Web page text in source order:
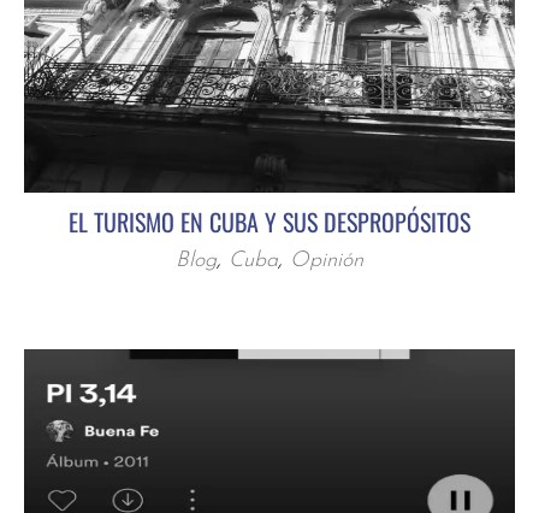
EL TURISMO EN CUBA Y SUS DESPROPÓSITOS
Blog, Cuba, Opinión